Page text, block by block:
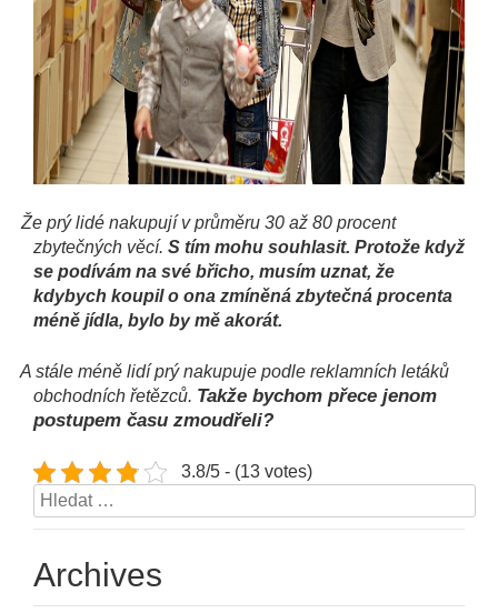
Že prý lidé nakupují v průměru 30 až 80 procent
zbytečných věcí. S tím mohu souhlasit. Protože když
se podívám na své břicho, musím uznat, že
kdybych koupil o ona zmíněná zbytečná procenta
méně jídla, bylo by mě akorát.
A stále méně lidí prý nakupuje podle reklamních letáků
obchodních řetězců. Takže bychom přece jenom
postupem času zmoudřeli?
3.8/5 - (13 votes)
Vyhledávání
Archives